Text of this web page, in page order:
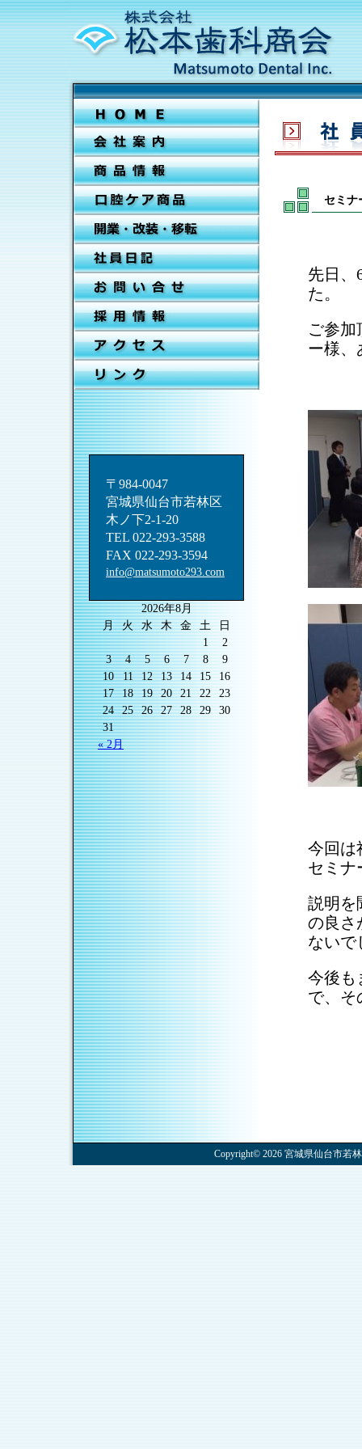
〒984-0047
宮城県仙台市若林区
木ノ下2-1-20
TEL 022-293-3588
FAX 022-293-3594
info@matsumoto293.com
2026年8月
月
火 水 木 金 土
日
1
2
3
4 5 6 7 8
9
10
11 12 13 14 15
16
17
18 19 20 21 22
23
24
25 26 27 28 29
30
31
« 2月
セミナ
先日、
た。
ご参加
ー様、
今回は
セミナ
説明を
の良さ
ないで
今後も
で、そ
Copyright© 2026 宮城県仙台市若